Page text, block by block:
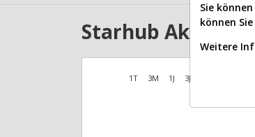
Starhub Aktien
1T 3M 1J 3J
Sie
können
Weitere